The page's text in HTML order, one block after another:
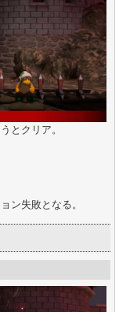
とクリア。
ン失敗となる。